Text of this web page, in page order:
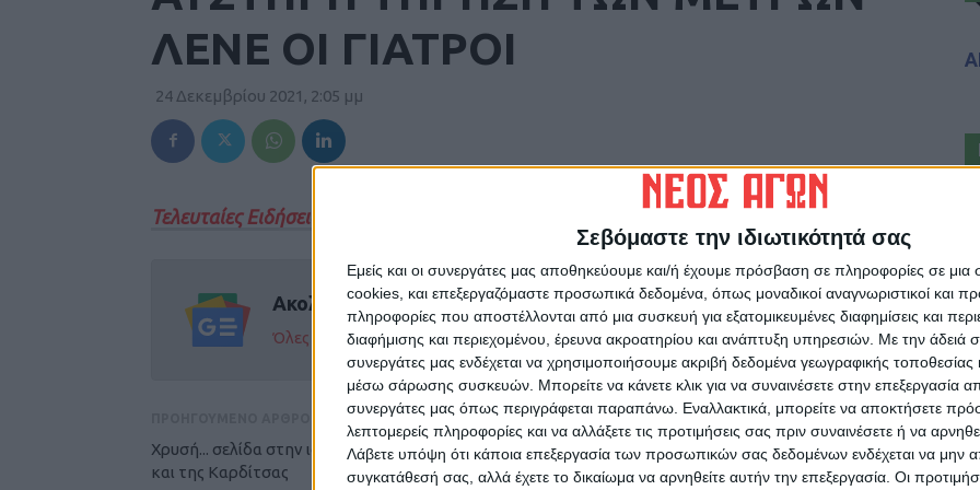
Σεβόμαστε την ιδιωτικότητά σας
Εμείς και οι συνεργάτες μας αποθηκεύουμε και/ή έχουμε πρόσβαση σε πληροφορίες σε
cookies, και επεξεργαζόμαστε προσωπικά δεδομένα, όπως μοναδικοί αναγνωριστικοί και
πληροφορίες που αποστέλλονται από μια συσκευή για εξατομικευμένες διαφημίσεις και
διαφήμισης και περιεχομένου, έρευνα ακροατηρίου και ανάπτυξη υπηρεσιών. Με την άδειά
συνεργάτες μας ενδέχεται να χρησιμοποιήσουμε ακριβή δεδομένα γεωγραφικής τοποθεσίας
μέσω σάρωσης συσκευών. Μπορείτε να κάνετε κλικ για να συναινέσετε στην επεξεργασία
συνεργάτες μας όπως περιγράφεται παραπάνω. Εναλλακτικά, μπορείτε να αποκτήσετε
λεπτομερείς πληροφορίες και να αλλάξετε τις προτιμήσεις σας πριν συναινέσετε ή να
Λάβετε υπόψη ότι κάποια επεξεργασία των προσωπικών σας δεδομένων ενδέχεται να μην
συγκατάθεσή σας, αλλά έχετε το δικαίωμα να αρνηθείτε αυτήν την επεξεργασία. Οι
ΛΕΝΕ ΟΙ ΓΙΑΤΡΟΙ
24 Δεκεμβρίου 2021, 2:05 μμ
Τελευταίες Ειδήσεις Σήμερα
Ακολούθησε την εφημερίδα ΝΕΟΣ ΑΓΩΝ στο Google News!
Όλες οι εξελίξεις στην περιοχή της Καρδίτσας και ευρύτερα της Θεσσαλίας
Χρυσή... σελίδα στην ιστορία της Αναγέννησης
και της Καρδίτσας
ΕΠΟΜΕΝΟ ΑΡΘΡΟ
ΙΓΝΑΤΙΟΣ ΜΗΤΡΟΠΟΛΙΤΗΣ
ΔΗΜΗΤΡΙΑΔΟΣ_ΔΕΞΙΑ ΚΑΙ ΑΡΙΣΤΕΡΑ